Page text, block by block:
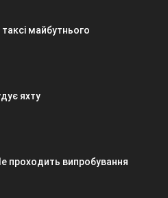
майбутнього
яхту
проходить випробування